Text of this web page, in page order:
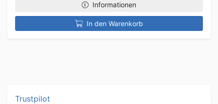
Informationen
In den Warenkorb
Trustpilot